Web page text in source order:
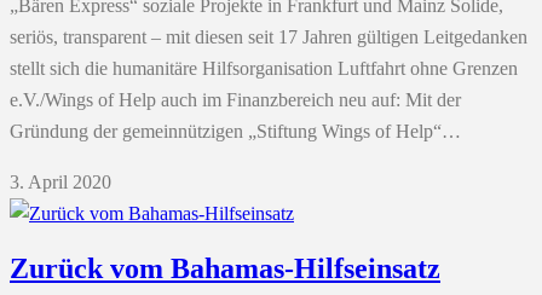
„Bären Express“ soziale Projekte in Frankfurt und Mainz Solide,
seriös, transparent – mit diesen seit 17 Jahren gültigen Leitgedanken
stellt sich die humanitäre Hilfsorganisation Luftfahrt ohne Grenzen
e.V./Wings of Help auch im Finanzbereich neu auf: Mit der
Gründung der gemeinnützigen „Stiftung Wings of Help“…
3. April 2020
Zurück vom Bahamas-Hilfseinsatz